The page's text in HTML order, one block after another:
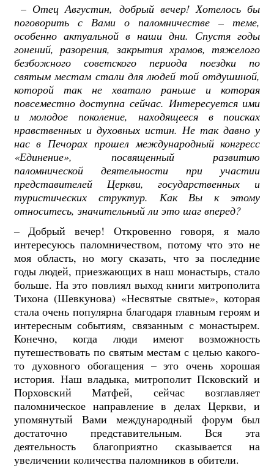
– Отец Августин, добрый вечер! Хотелось бы
поговорить с Вами о паломничестве – теме,
особенно актуальной в наши дни. Спустя годы
гонений, разорения, закрытия храмов, тяжелого
безбожного советского периода поездки по
святым местам стали для людей той отдушиной,
которой так не хватало раньше и которая
повсеместно доступна сейчас. Интересуется ими
и молодое поколение, находящееся в поисках
нравственных и духовных истин. Не так давно у
нас в Печорах прошел международный конгресс
«Единение», посвященный развитию
паломнической деятельности при участии
представителей Церкви, государственных и
туристических структур. Как Вы к этому
относитесь, значительный ли это шаг вперед?
–Добрый вечер! Откровенно говоря, я мало
интересуюсь паломничеством, потому что это не
моя область, но могу сказать, что за последние
годы людей, приезжающих в наш монастырь, стало
больше. На это повлиял выход книги митрополита
Тихона (Шевкунова) «Несвятые святые», которая
стала очень популярна благодаря главным героям и
интересным событиям, связанным с монастырем.
Конечно, когда люди имеют возможность
путешествовать по святым местам с целью какого-
то духовного обогащения – это очень хорошая
история. Наш владыка, митрополит Псковский и
Порховский Матфей, сейчас возглавляет
паломническое направление в делах Церкви, и
упомянутый Вами международный форум был
достаточно представительным. Вся эта
деятельность благоприятно сказывается на
увеличении количества паломников в обители.